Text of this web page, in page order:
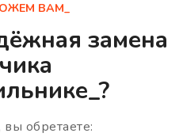
ВАМ_
замена
обретаете: